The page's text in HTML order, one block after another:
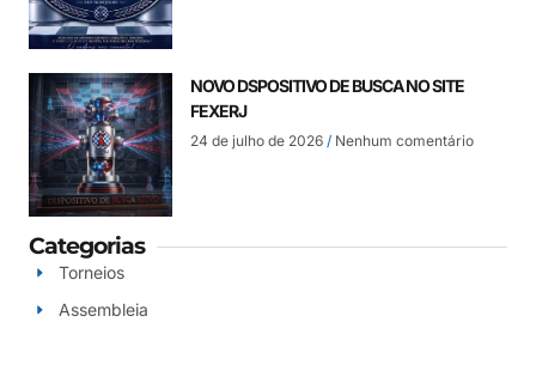
NOVO DSPOSITIVO DE BUSCA NO SITE
FEXERJ
24 de julho de 2026 Nenhum comentário
Categorias
Torneios
Assembleia